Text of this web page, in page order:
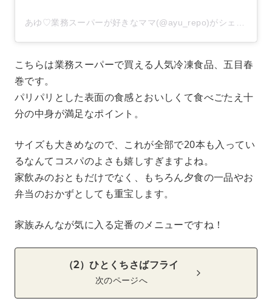
あゆ♡業務スーパーが好きなママ(@ayu_repo)がシェアした投稿
こちらは業務スーパーで買える人気冷凍食品、五目春
巻です。
パリパリとした表面の食感とおいしくて食べごたえ十
分の中身が満足なポイント。
サイズも大きめなので、これが全部で20本も入ってい
るなんてコスパのよさも嬉しすぎますよね。
家飲みのおともだけでなく、もちろん夕食の一品やお
弁当のおかずとしても重宝します。
家族みんなが気に入る定番のメニューですね！
（2）ひとくちさばフライ
次のページへ